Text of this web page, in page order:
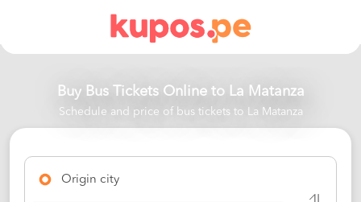
Buy Bus Tickets Online to La Matanza
Schedule and price of bus tickets to La Matanza
Origin city